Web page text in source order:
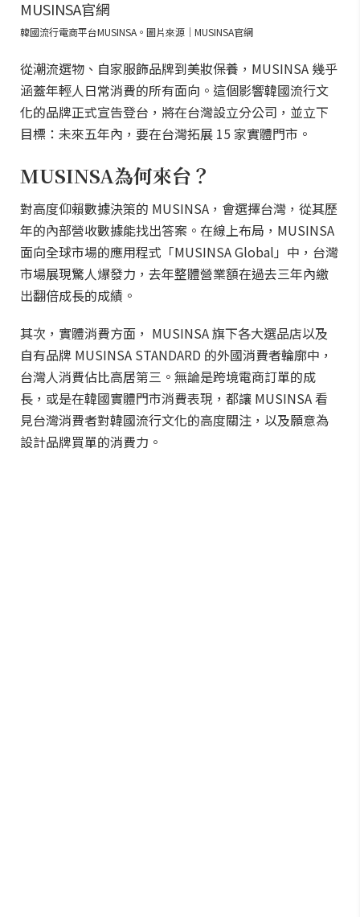
韓國流行電商平台MUSINSA。圖片來源｜MUSINSA官網
從潮流選物、自家服飾品牌到美妝保養，MUSINSA 幾乎
涵蓋年輕人日常消費的所有面向。這個影響韓國流行文
化的品牌正式宣告登台，將在台灣設立分公司，並立下
目標：未來五年內，要在台灣拓展 15 家實體門市。
MUSINSA為何來台？
對高度仰賴數據決策的 MUSINSA，會選擇台灣，從其歷
年的內部營收數據能找出答案。在線上布局，MUSINSA
面向全球市場的應用程式「MUSINSA Global」中，台灣
市場展現驚人爆發力，去年整體營業額在過去三年內繳
出翻倍成長的成績。
其次，實體消費方面， MUSINSA 旗下各大選品店以及
自有品牌 MUSINSA STANDARD 的外國消費者輪廓中，
台灣人消費佔比高居第三。無論是跨境電商訂單的成
長，或是在韓國實體門市消費表現，都讓 MUSINSA 看
見台灣消費者對韓國流行文化的高度關注，以及願意為
設計品牌買單的消費力。